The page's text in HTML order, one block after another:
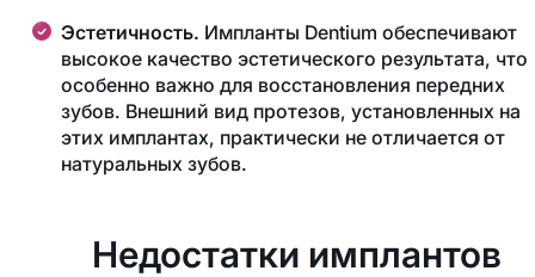
Эстетичность. Импланты Dentium обеспечивают
высокое качество эстетического результата, что
особенно важно для восстановления передних
зубов. Внешний вид протезов, установленных на
этих имплантах, практически не отличается от
натуральных зубов.
Недостатки имплантов